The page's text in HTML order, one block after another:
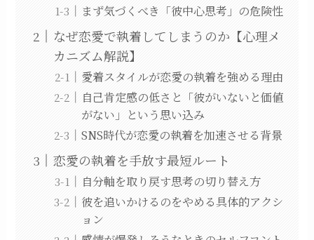
まず気づくべき「彼中心思考」の危険性
なぜ恋愛で執着してしまうのか【心理メ
カニズム解説】
愛着スタイルが恋愛の執着を強める理由
自己肯定感の低さと「彼がいないと価値
がない」という思い込み
SNS時代が恋愛の執着を加速させる背景
恋愛の執着を手放す最短ルート
自分軸を取り戻す思考の切り替え方
彼を追いかけるのをやめる具体的アクシ
ョン